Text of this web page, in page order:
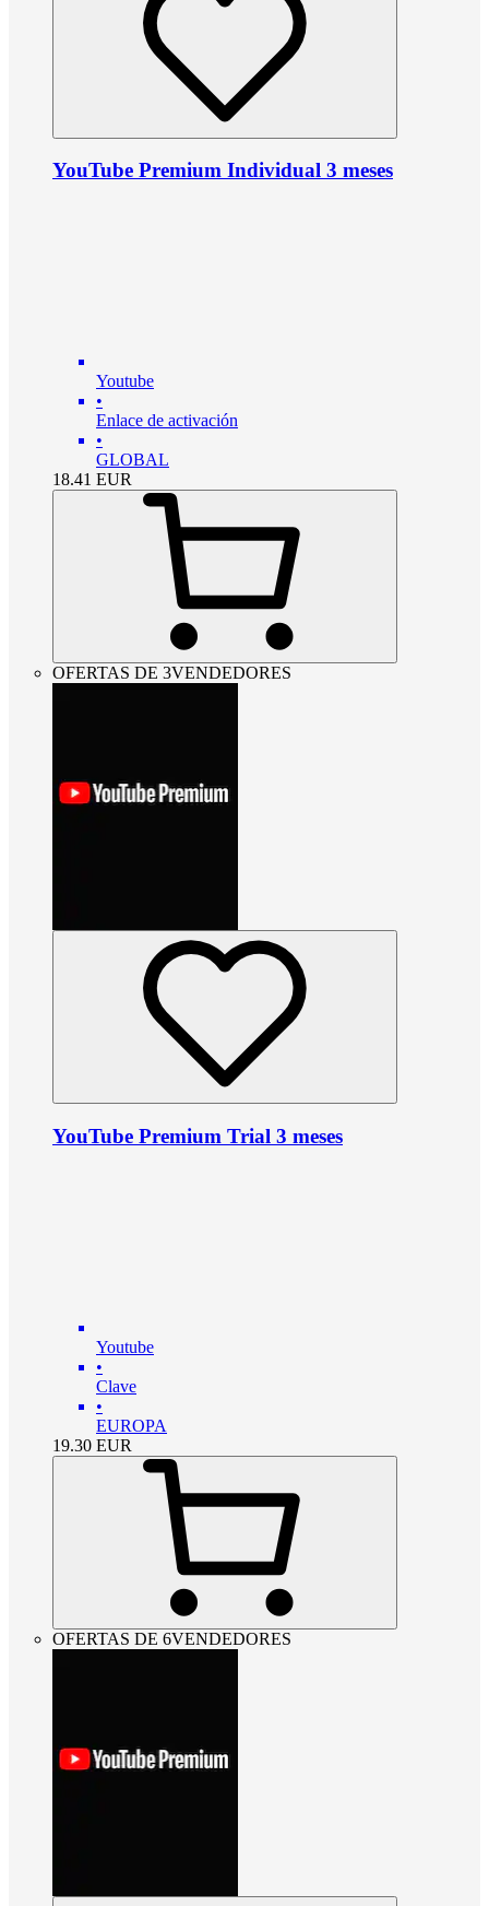
YouTube Premium Individual 3 meses
Youtube
•
Enlace de activación
•
GLOBAL
18.41 EUR
OFERTAS DE 3VENDEDORES
YouTube Premium Trial 3 meses
Youtube
•
Clave
•
EUROPA
19.30 EUR
OFERTAS DE 6VENDEDORES